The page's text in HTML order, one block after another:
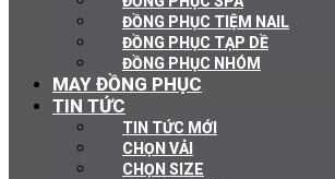
ĐỒNG PHỤC TIỆM NAIL
ĐỒNG PHỤC TẠP DỀ
ĐỒNG PHỤC NHÓM
MAY ĐỒNG PHỤC
TIN TỨC
TIN TỨC MỚI
CHỌN VẢI
CHỌN SIZE